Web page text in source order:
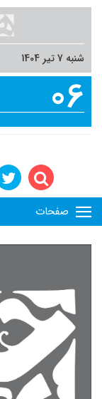
06
شنبه 7 تیر 1404
صفحات